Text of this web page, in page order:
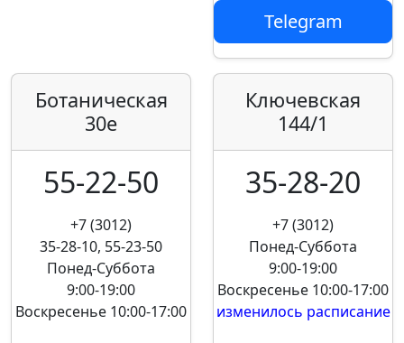
Telegram
Ботаническая
30е
55-22-50
+7 (3012)
35-28-10, 55-23-50
Понед-Суббота
9:00-19:00
Воскресенье 10:00-17:00
Ключевская
144/1
35-28-20
+7 (3012)
Понед-Суббота
9:00-19:00
Воскресенье 10:00-17:00
изменилось расписание